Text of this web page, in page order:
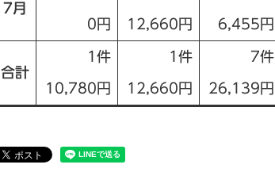
7月
0円 12,660円 6,455円
合計
1件
10,780円
1件
12,660円
7件
26,139円